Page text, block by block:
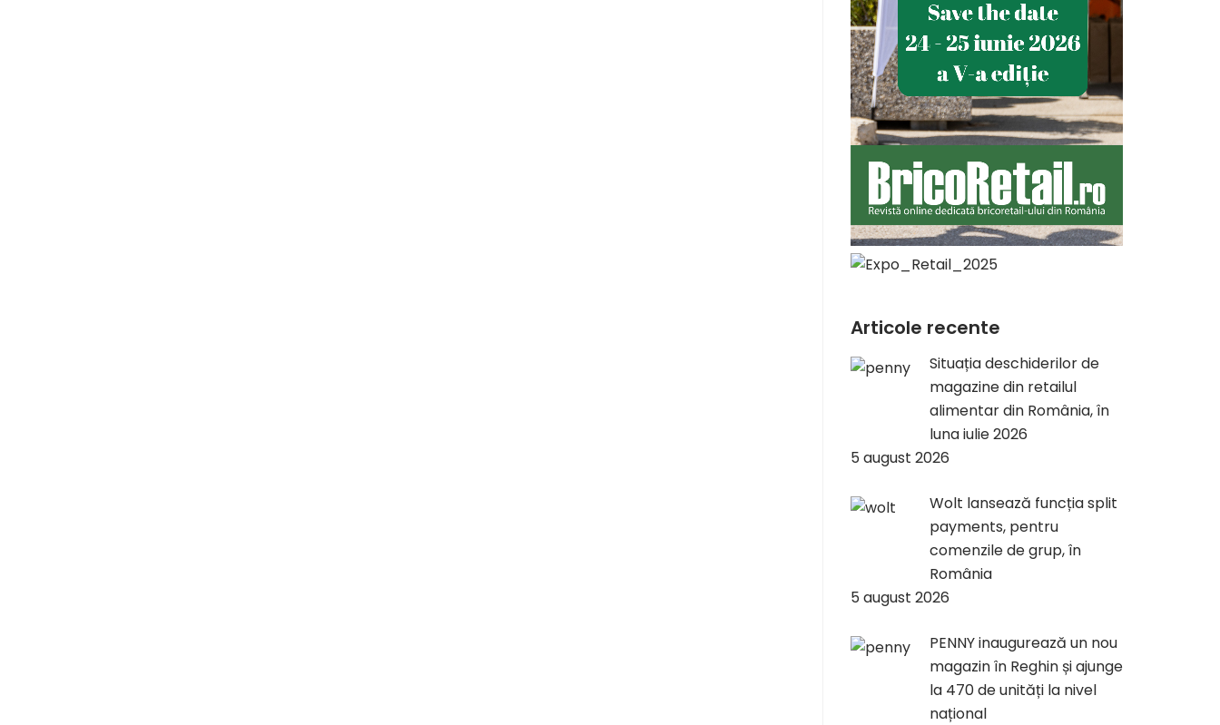
Articole recente
Situația deschiderilor de
magazine din retailul
alimentar din România, în
luna iulie 2026
5 august 2026
Wolt lansează funcția split
payments, pentru
comenzile de grup, în
România
5 august 2026
PENNY inaugurează un nou
magazin în Reghin și ajunge
la 470 de unități la nivel
național